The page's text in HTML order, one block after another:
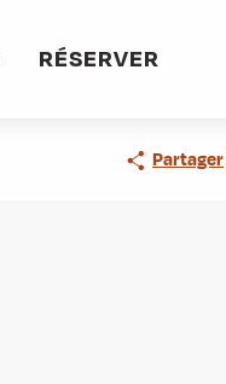
RÉSERVER
Partager